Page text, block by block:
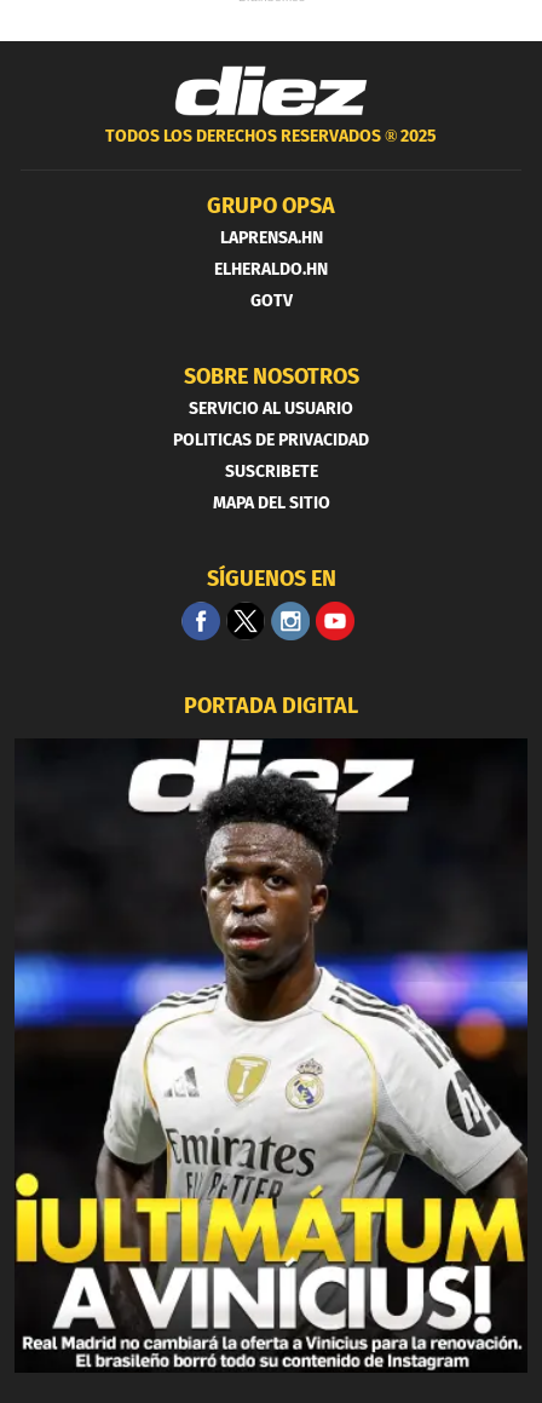
TODOS LOS DERECHOS RESERVADOS ®2025
GRUPO OPSA
LAPRENSA.HN
ELHERALDO.HN
GOTV
SOBRE NOSOTROS
SERVICIO AL USUARIO
POLITICAS DE PRIVACIDAD
SUSCRIBETE
MAPA DEL SITIO
SÍGUENOS EN
PORTADA DIGITAL